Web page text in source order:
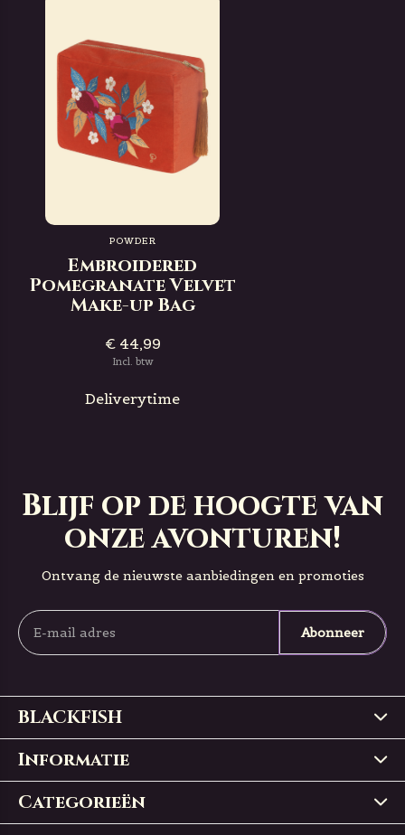
POWDER
Embroidered
Pomegranate Velvet
Make-up Bag
€ 44,99
Incl. btw
Deliverytime
Blijf op de hoogte van
onze avonturen!
Ontvang de nieuwste aanbiedingen en promoties
Abonneer
BLACKFISH
Informatie
Categorieën